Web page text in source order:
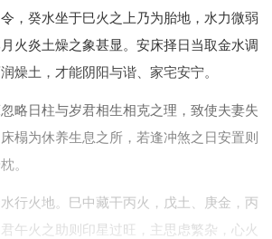
，癸水坐于巳火之上乃为胎地，水力微弱
火炎土燥之象甚显。安床择日当取金水调
燥土，才能阴阳与谐、家宅安宁。
略日柱与岁君相生相克之理，致使夫妻失
榻为休养生息之所，若逢冲煞之日安置则
。
行火地。巳中藏干丙火，戊土、庚金，丙
午火之助则印星过旺，主思虑繁杂，心火